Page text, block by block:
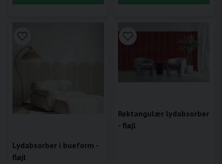
Lydabsorber i bueform -
fløjl
Rektangulær lydabsorber
- fløjl